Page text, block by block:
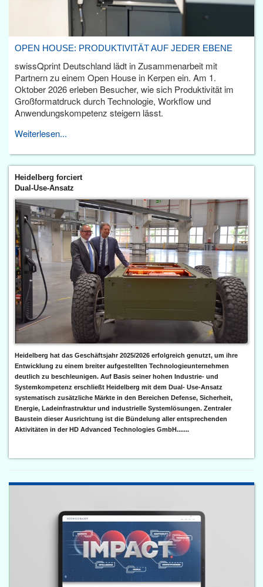
OPEN HOUSE: PRODUKTIVITÄT AUF JEDER EBENE
swissQprint Deutschland lädt in Zusammenarbeit mit
Partnern zu einem Open House in Kerpen ein. Am 1.
Oktober 2026 erleben Besucher, wie sich Produktivität im
Großformatdruck durch Technologie, Workflow und
Anwendungskompetenz steigern lässt.
Weiterlesen...
Heidelberg forciert
Dual-Use-Ansatz
Heidelberg hat das Geschäftsjahr 2025/2026 erfolgreich genutzt, um ihre
Entwicklung zu einem breiter aufgestellten Technologieunternehmen
deutlich zu beschleunigen. Auf Basis seiner hohen Industrie- und
Systemkompetenz erschließt Heidelberg mit dem Dual- Use-Ansatz
systematisch zusätzliche Märkte in den Bereichen Defense, Sicherheit,
Energie, Ladeinfrastruktur und industrielle Systemlösungen. Zentraler
Baustein dieser Ausrichtung ist die Bündelung aller entsprechenden
Aktivitäten in der HD Advanced Technologies GmbH.......